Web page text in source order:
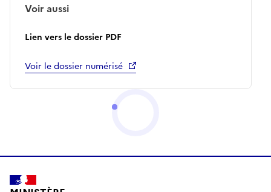
Voir aussi
Lien vers le dossier PDF
Voir le dossier numérisé